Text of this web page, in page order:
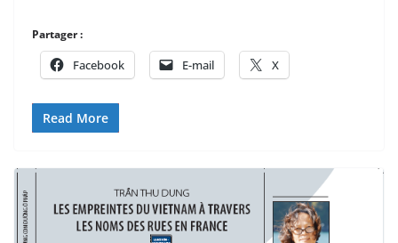
Partager :
Facebook E-mail X
Read More